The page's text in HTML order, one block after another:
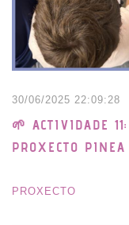
30/06/2025 22:09:28
🌱 ACTIVIDADE
PROXECTO
PROXECTO